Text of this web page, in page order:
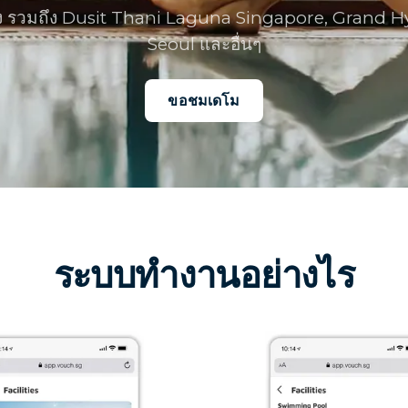
รวมถึง Dusit Thani Laguna Singapore, Grand
Seoul และอื่นๆ
ขอชมเดโม
ระบบทำงานอย่างไร